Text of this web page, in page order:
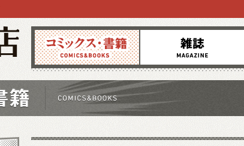
コミックス 雑誌